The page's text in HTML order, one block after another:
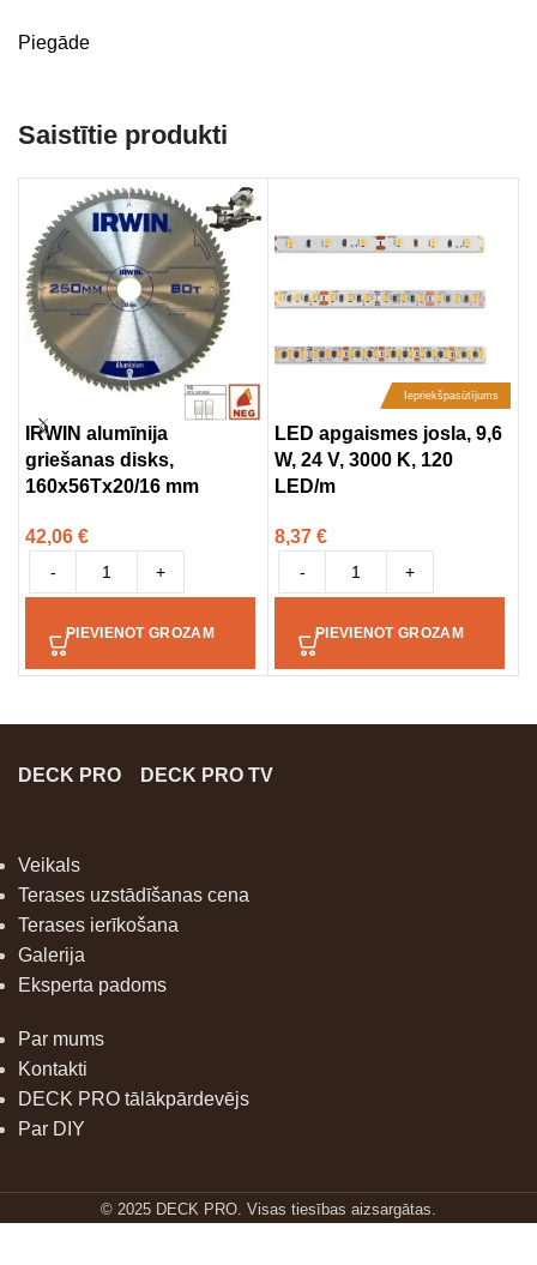
Piegāde
Saistītie produkti
IRWIN alumīnija
griešanas disks,
160x56Tx20/16 mm
42,06 €
- +
PIEVIENOT GROZAM
Iepriekšpasūtījums
LED apgaismes josla, 9,6
W, 24 V, 3000 K, 120
LED/m
8,37 €
- +
PIEVIENOT GROZAM
DECK PRO DECK PRO TV
Veikals
Terases uzstādīšanas cena
Terases ierīkošana
Galerija
Eksperta padoms
Par mums
Kontakti
DECK PRO tālākpārdevējs
Par DIY
© 2025 DECK PRO. Visas tiesības aizsargātas.